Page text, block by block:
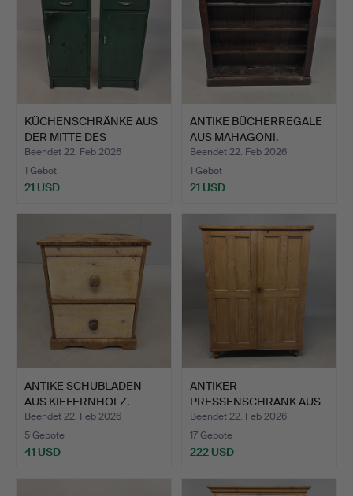
KÜCHENSCHRÄNKE AUS
DER MITTE DES
JAHRHUNDE…
Beendet 22. Feb 2026
1 Gebot
21 USD
ANTIKE BÜCHERREGALE
AUS MAHAGONI.
Beendet 22. Feb 2026
1 Gebot
21 USD
ANTIKE SCHUBLADEN
AUS KIEFERNHOLZ.
Beendet 22. Feb 2026
5 Gebote
41 USD
ANTIKER
PRESSENSCHRANK AUS
KIEFERNLEINEN.
Beendet 22. Feb 2026
17 Gebote
222 USD